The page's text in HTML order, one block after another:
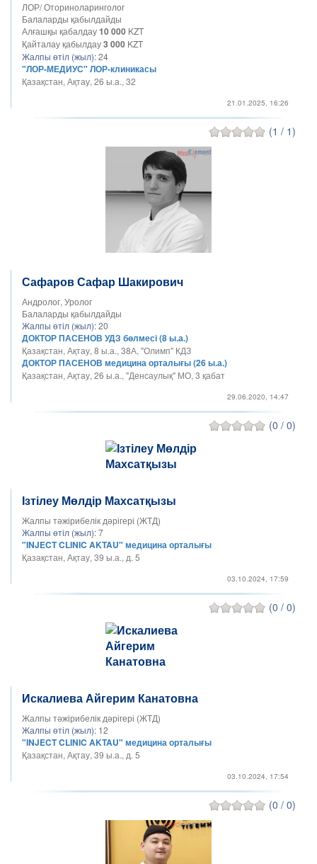
ЛОР/ Оториноларинголог
Балаларды қабылдайды
Алғашқы қабалдау10 000 KZT
Қайталау қабылдау3 000 KZT
Жалпы өтіл (жыл):24
"ЛОР-МЕДИУС" ЛОР-клиникасы
Қазақстан, Ақтау, 26 ы.а., 32
21.01.2025, 16:26
(1 / 1)
Сафаров Сафар Шакирович
Андролог, Уролог
Балаларды қабылдайды
Жалпы өтіл (жыл):20
ДОКТОР ПАСЕНОВ УДЗ бөлмесі (8 ы.а.)
Қазақстан, Ақтау, 8 ы.а., 38А, "Олимп" КДЗ
ДОКТОР ПАСЕНОВ медицина орталығы (26 ы.а.)
Қазақстан, Ақтау, 26 ы.а., "Денсаулық" МО, 3 қабат
29.06.2020, 14:47
(0 / 0)
Ізтілеу Мөлдір Махсатқызы
Жалпы тәжірибелік дәрігері (ЖТД)
Жалпы өтіл (жыл):7
"INJECT CLINIC AKTAU" медицина орталығы
Қазақстан, Ақтау, 39 ы.а., д. 5
03.10.2024, 17:59
(0 / 0)
Искалиева Айгерим Канатовна
Жалпы тәжірибелік дәрігері (ЖТД)
Жалпы өтіл (жыл): 12
"INJECT CLINIC AKTAU" медицина орталығы
Қазақстан, Ақтау, 39 ы.а., д. 5
03.10.2024, 17:54
(0 / 0)